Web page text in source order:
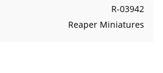
R-03942
Reaper Miniatures